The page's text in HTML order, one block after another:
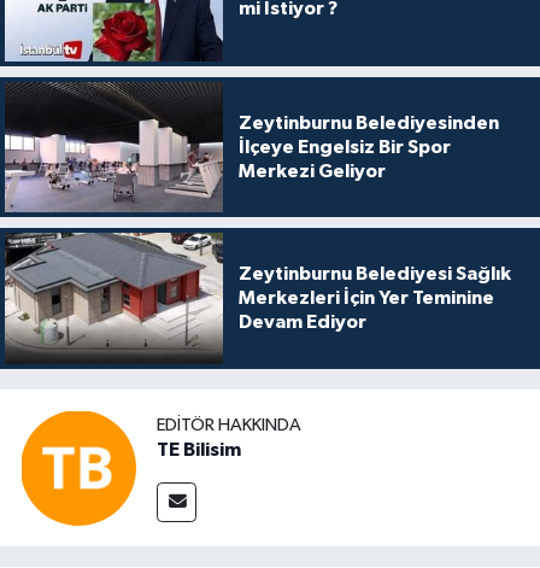
mi İstiyor ?
Zeytinburnu Belediyesinden
İlçeye Engelsiz Bir Spor
Merkezi Geliyor
Zeytinburnu Belediyesi Sağlık
Merkezleri İçin Yer Teminine
Devam Ediyor
EDITÖR HAKKINDA
TE Bilisim